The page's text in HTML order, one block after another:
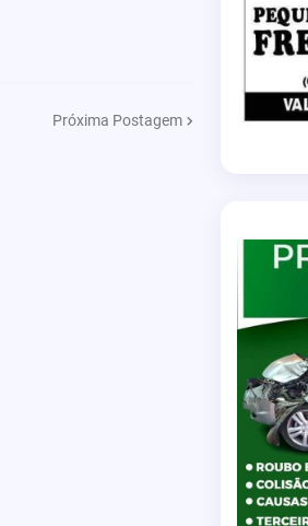
Próxima Postagem